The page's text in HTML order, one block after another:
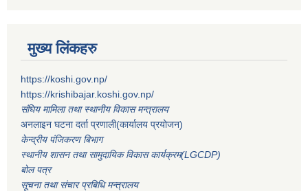
मुख्य लिंकहरु
https://koshi.gov.np/
https://krishibajar.koshi.gov.np/
संघिय मामिला तथा स्थानीय विकास मन्त्रालय
अनलाइन घटना दर्ता प्रणाली(कार्यालय प्रयोजन)
केन्द्रीय पंजिकरण बिभाग
स्थानीय शासन तथा सामुदायिक विकास कार्यक्रम(LGCDP)
बोल पत्र
सूचना तथा संचार प्रबिधि मन्त्रालय